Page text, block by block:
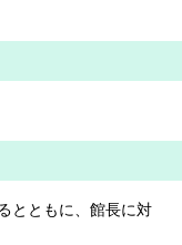
とともに、館長に対